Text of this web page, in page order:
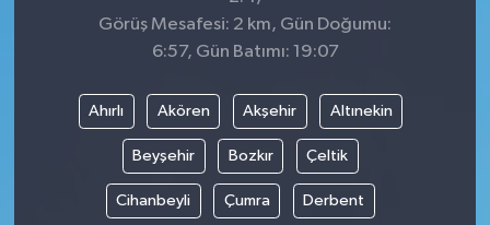
Görüş Mesafesi: 2 km, Gün Doğumu:
6:57, Gün Batımı: 19:07
Ahırlı Akören Akşehir Altınekin
Beyşehir Bozkır Çeltik
Cihanbeyli Çumra Derbent